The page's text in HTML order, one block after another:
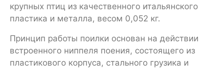
крупных птиц из качественного итальянского
пластика и металла, весом 0,052 кг.
Принцип работы поилки основан на действии
встроенного ниппеля поения, состоящего из
пластикового корпуса, стального грузика и